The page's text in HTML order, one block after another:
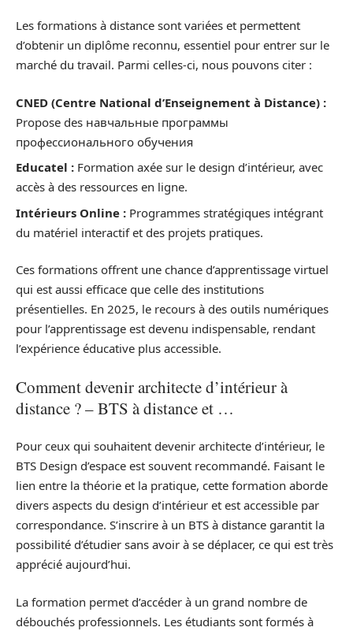
Les formations à distance sont variées et permettent
d’obtenir un diplôme reconnu, essentiel pour entrer sur le
marché du travail. Parmi celles-ci, nous pouvons citer :
CNED (Centre National d’Enseignement à Distance) :
Propose des навчальные программы
профессионального обучения
Educatel : Formation axée sur le design d’intérieur, avec
accès à des ressources en ligne.
Intérieurs Online : Programmes stratégiques intégrant
du matériel interactif et des projets pratiques.
Ces formations offrent une chance d’apprentissage virtuel
qui est aussi efficace que celle des institutions
présentielles. En 2025, le recours à des outils numériques
pour l’apprentissage est devenu indispensable, rendant
l’expérience éducative plus accessible.
Comment devenir architecte d’intérieur à
distance ? – BTS à distance et …
Pour ceux qui souhaitent devenir architecte d’intérieur, le
BTS Design d’espace est souvent recommandé. Faisant le
lien entre la théorie et la pratique, cette formation aborde
divers aspects du design d’intérieur et est accessible par
correspondance. S’inscrire à un BTS à distance garantit la
possibilité d’étudier sans avoir à se déplacer, ce qui est très
apprécié aujourd’hui.
La formation permet d’accéder à un grand nombre de
débouchés professionnels. Les étudiants sont formés à